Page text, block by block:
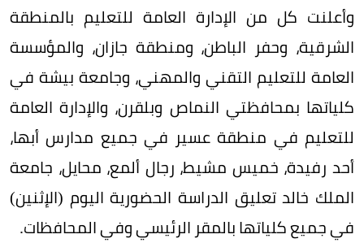
وأعلنت كل من الإدارة العامة للتعليم بالمنطقة
الشرقية، وحفر الباطن، ومنطقة جازان، والمؤسسة
العامة للتعليم التقني والمهني، وجامعة بيشة في
كلياتها بمحافظتي النماص وبلقرن، والإدارة العامة
للتعليم في منطقة عسير في جميع مدارس أبها،
أحد رفيدة، خميس مشيط، رجال ألمع، محايل، جامعة
الملك خالد تعليق الدراسة الحضورية اليوم (الإثنين)
في جميع كلياتها بالمقر الرئيسي وفي المحافظات.